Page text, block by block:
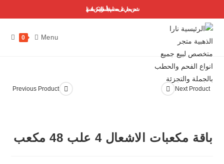
شحن مجاني على معظم منتجاتنا ..أسعارنا لا يمكن منافستها
0 Menu
Previous Product Next Product
باقة مكعبات الاشعال 4 علب 48 مكعب